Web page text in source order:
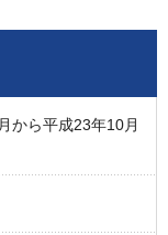
から平成23年10月